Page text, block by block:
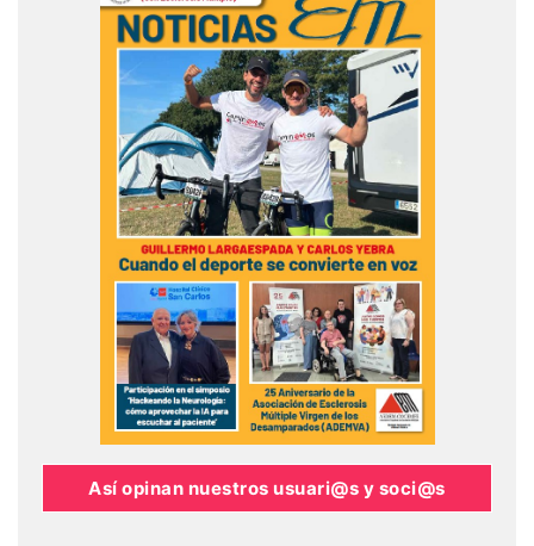
Así opinan nuestros usuari@s y soci@s